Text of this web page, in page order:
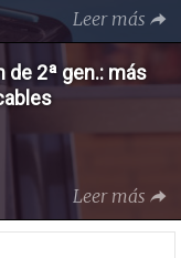
Leer más
de 2ª gen.: más
Leer más